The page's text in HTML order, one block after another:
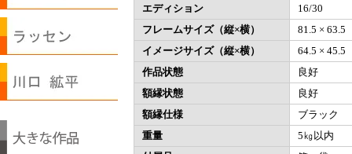
エディション
16/30
フレームサイズ（縦×横）
81.5 × 63.5
イメージサイズ（縦×横）
64.5 × 45.5
作品状態
良好
額縁状態
良好
額縁仕様
ブラック
重量
5㎏以内